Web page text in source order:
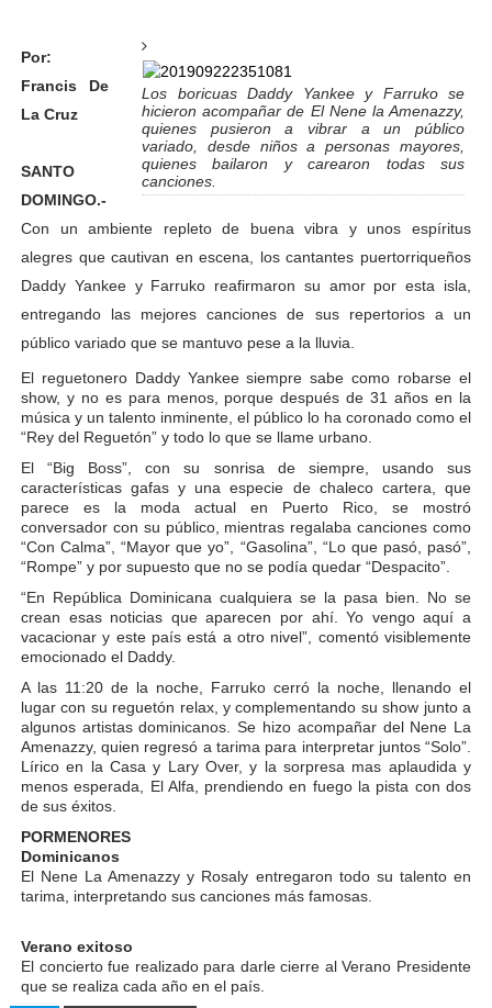
Los boricuas Daddy Yankee y Farruko se
hicieron acompañar de El Nene la Amenazzy,
quienes pusieron a vibrar a un público
variado, desde niños a personas mayores,
quienes bailaron y carearon todas sus
canciones.
Por:
Francis De
La Cruz
SANTO
DOMINGO.-
Con un ambiente repleto de buena vibra y unos espíritus
alegres que cautivan en escena, los cantantes puertorriqueños
Daddy Yankee y Farruko reafirmaron su amor por esta isla,
entregando las mejores canciones de sus repertorios a un
público variado que se mantuvo pese a la lluvia.
El reguetonero Daddy Yankee siempre sabe como robarse el
show, y no es para menos, porque después de 31 años en la
música y un talento inminente, el público lo ha coronado como el
“Rey del Reguetón” y todo lo que se llame urbano.
El “Big Boss”, con su sonrisa de siempre, usando sus
características gafas y una especie de chaleco cartera, que
parece es la moda actual en Puerto Rico, se mostró
conversador con su público, mientras regalaba canciones como
“Con Calma”, “Mayor que yo”, “Gasolina”, “Lo que pasó, pasó”,
“Rompe” y por supuesto que no se podía quedar “Despacito”.
“En República Dominicana cualquiera se la pasa bien. No se
crean esas noticias que aparecen por ahí. Yo vengo aquí a
vacacionar y este país está a otro nivel”, comentó visiblemente
emocionado el Daddy.
A las 11:20 de la noche, Farruko cerró la noche, llenando el
lugar con su reguetón relax, y complementando su show junto a
algunos artistas dominicanos. Se hizo acompañar del Nene La
Amenazzy, quien regresó a tarima para interpretar juntos “Solo”.
Lírico en la Casa y Lary Over, y la sorpresa mas aplaudida y
menos esperada, El Alfa, prendiendo en fuego la pista con dos
de sus éxitos.
PORMENORES
Dominicanos
El Nene La Amenazzy y Rosaly entregaron todo su talento en
tarima, interpretando sus canciones más famosas.
Verano exitoso
El concierto fue realizado para darle cierre al Verano Presidente
que se realiza cada año en el país.